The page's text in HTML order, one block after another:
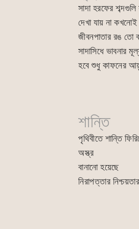
সাদা হরফের শব্দগুলি
দেখা যায় না কখনোই
জীবনপাতার রঙ তো
সাদাসিধে ভাবনার
হবে শুধু কাফনের
শান্তি
পৃথিবীতে শান্তি
অস্ত্র
বানানো হয়েছে
নিরাপত্তার